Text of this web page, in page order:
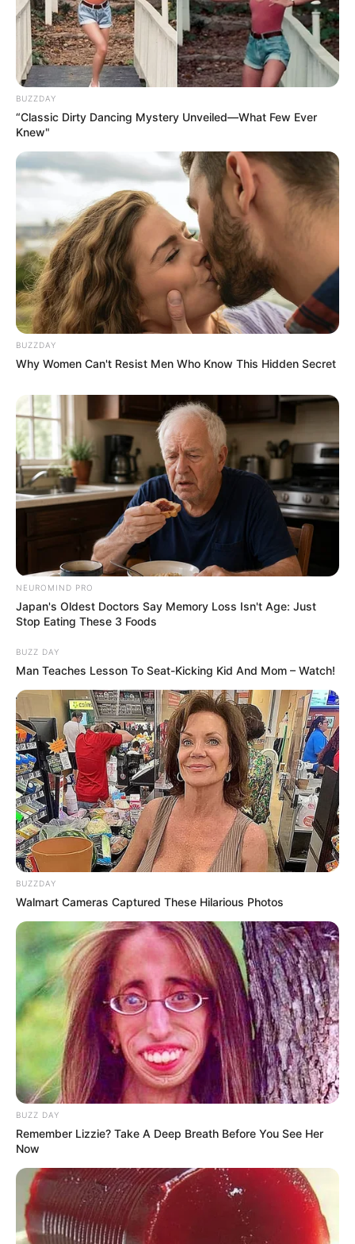
Pfizer's Billion-Dollar Nightmare: Men Ditching Viagra
For This 87¢ Aisle 7 Blue Pill
JOINT CARE
What Are Researchers Learning About Joint
Flip This Switch: Next Month Your Electric Bill Won't
Be $245 But $14
STOPWATT
These Columbus Companies Have The Lowest Car
Insurance Quotes In 2026
LION COVERAGE
เว็บไซต์นี้ใช้คุกกี้
เพื่อการนำเสนอเนื้อหาที่ดี รวมถึงการจัดการข้อมูลส่วนบุคคล เพื่อให้คุณได้รับ
ประสบการณ์ที่ดีบนบริการของเว็บไซต์เรา หากคุณใช้บริการเว็บไซต์นี้ต่อไปโดย
ไม่มีการปรับตั้งค่าใดๆนั้น แสดงว่าคุณยอมรับนโยบายคุกกี้และนโยบายส่วน
บุคคลของเรา
ยอมรับ เรียนรู้เพิ่มเติม
BUZZDAY
“Classic Dirty Dancing Mystery Unveiled—What Few Ever
Knew"
BUZZDAY
Why Women Can't Resist Men Who Know This Hidden Secret
NEUROMIND PRO
Japan's Oldest Doctors Say Memory Loss Isn't Age: Just
Stop Eating These 3 Foods
BUZZ DAY
Man Teaches Lesson To Seat-Kicking Kid And Mom – Watch!
BUZZDAY
Walmart Cameras Captured These Hilarious Photos
BUZZ DAY
Remember Lizzie? Take A Deep Breath Before You See Her
Now